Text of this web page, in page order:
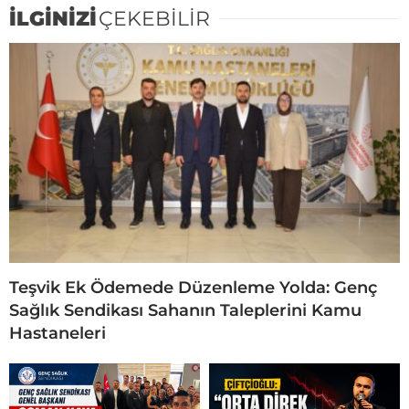
İLGİNİZİÇEKEBİLİR
Teşvik Ek Ödemede Düzenleme Yolda: Genç
Sağlık Sendikası Sahanın Taleplerini Kamu
Hastaneleri